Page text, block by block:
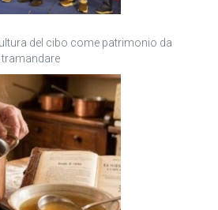
del cibo come patrimonio da